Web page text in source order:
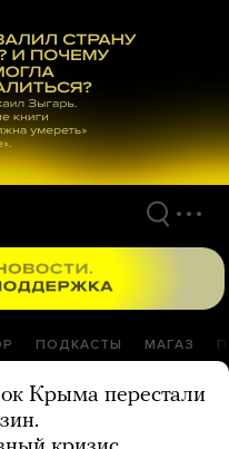
ПОДКАСТЫ МАГАЗ
Крыма перестали